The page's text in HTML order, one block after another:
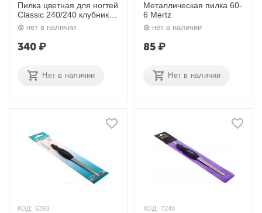
Пилка цветная для ногтей
Classic 240/240 клубника
SNS-05 Zinger
нет в наличии
340₽
Нет в наличии
Металлическая пилка 60-
6 Mertz
нет в наличии
85₽
Нет в наличии
КОД: 6393 КОД: 7240